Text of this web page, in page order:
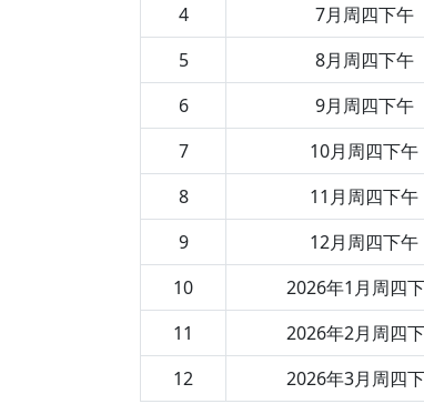
4
7月周四下午
5
8月周四下午
6
9月周四下午
7
10月周四下午
8
11月周四下午
9
12月周四下午
10
2026年1月周四
11
2026年2月周四
12
2026年3月周四